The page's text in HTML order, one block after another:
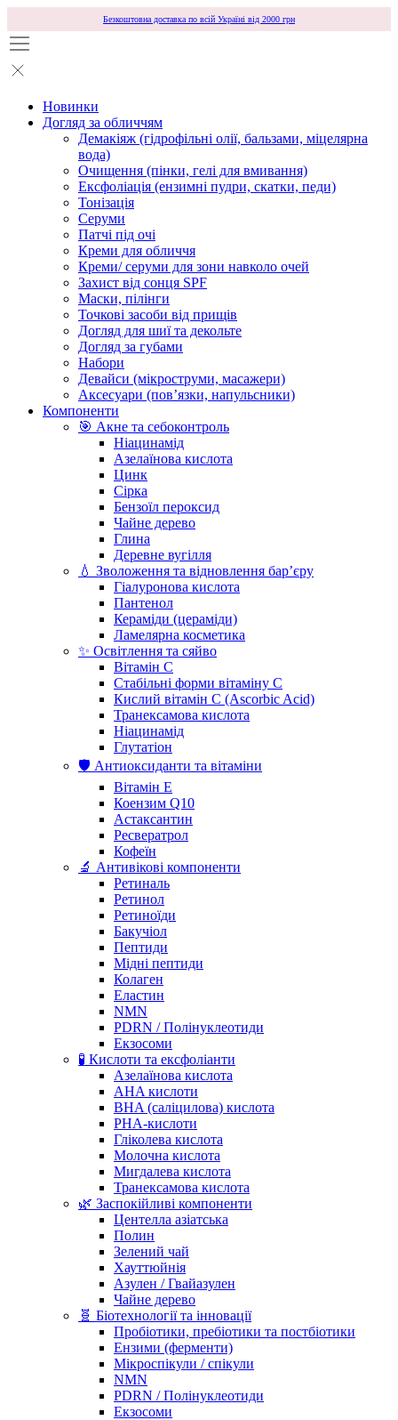
Безкоштовна доставка по всій Україні від 2000 грн
Новинки
Догляд за обличчям
Демакіяж (гідрофільні олії, бальзами, міцелярна
вода)
Очищення (пінки, гелі для вмивання)
Ексфоліація (ензимні пудри, скатки, педи)
Тонізація
Серуми
Патчі під очі
Креми для обличчя
Креми/ серуми для зони навколо очей
Захист від сонця SPF
Маски, пілінги
Точкові засоби від прищів
Догляд для шиї та декольте
Догляд за губами
Набори
Девайси (мікроструми, масажери)
Аксесуари (повʼязки, напульсники)
Компоненти
🎯 Акне та себоконтроль
Ніацинамід
Азелаїнова кислота
Цинк
Сірка
Бензоїл пероксид
Чайне дерево
Глина
Деревне вугілля
💧 Зволоження та відновлення бар’єру
Гіалуронова кислота
Пантенол
Кераміди (цераміди)
Ламелярна косметика
✨ Освітлення та сяйво
Вітамін С
Стабільні форми вітаміну С
Кислий вітамін С (Ascorbic Acid)
Транексамова кислота
Ніацинамід
Глутатіон
🛡️ Антиоксиданти та вітаміни
Вітамін Е
Коензим Q10
Астаксантин
Ресвератрол
Кофеїн
🔬 Антивікові компоненти
Ретиналь
Ретинол
Ретиноїди
Бакучіол
Пептиди
Мідні пептиди
Колаген
Еластин
NMN
PDRN / Полінуклеотиди
Екзосоми
🧪 Кислоти та ексфоліанти
Азелаїнова кислота
AHA кислоти
BHA (саліцилова) кислота
PHA-кислоти
Гліколева кислота
Молочна кислота
Мигдалева кислота
Транексамова кислота
🌿 Заспокійливі компоненти
Центелла азіатська
Полин
Зелений чай
Хауттюйнія
Азулен / Гвайазулен
Чайне дерево
🧬 Біотехнології та інновації
Пробіотики, пребіотики та постбіотики
Ензими (ферменти)
Мікроспікули / спікули
NMN
PDRN / Полінуклеотиди
Екзосоми